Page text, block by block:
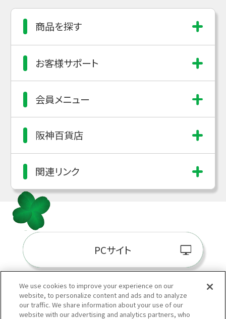
商品を探す
お客様サポート
会員メニュー
阪神百貨店
関連リンク
PCサイト
阪神百貨店E-
We use cookies to improve your experience on our
website, to personalize content and ads and to analyze
our traffic. We share information about your use of our
website with our advertising and analytics partners, who